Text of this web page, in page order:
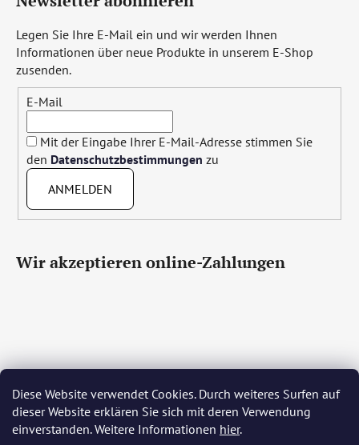
Diese Website verwendet Cookies. Durch weiteres Surfen auf
dieser Website erklären Sie sich mit deren Verwendung
einverstanden. Weitere Informationen hier.
Legen Sie Ihre E-Mail ein und wir werden Ihnen
Informationen über neue Produkte in unserem E-Shop
zusenden.
E-Mail
Mit der Eingabe Ihrer E-Mail-Adresse stimmen Sie
den Datenschutzbestimmungen zu
ANMELDEN
Wir akzeptieren online-Zahlungen
Čeština Slovenčina English Deutsch Magyar
Język polski Română Italiano Español Français
Português Български Hrvatski Slovenščina